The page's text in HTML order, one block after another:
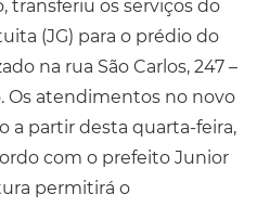
os serviços do
(JG) para o prédio do
na rua São Carlos, 247 –
Os atendimentos no novo
a partir desta quarta-feira,
com o prefeito Junior
permitirá o